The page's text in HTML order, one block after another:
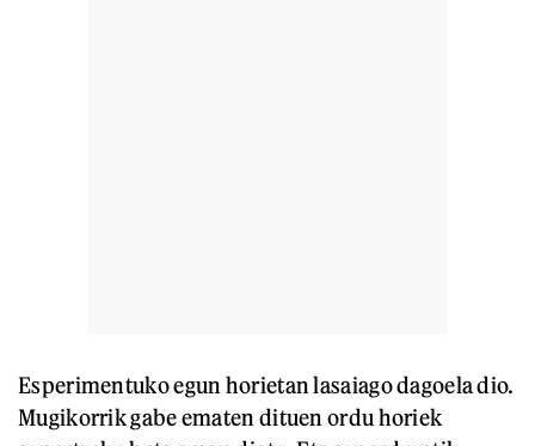
Esperimentuko egun horietan lasaiago dagoela dio.
Mugikorrik gabe ematen dituen ordu horiek